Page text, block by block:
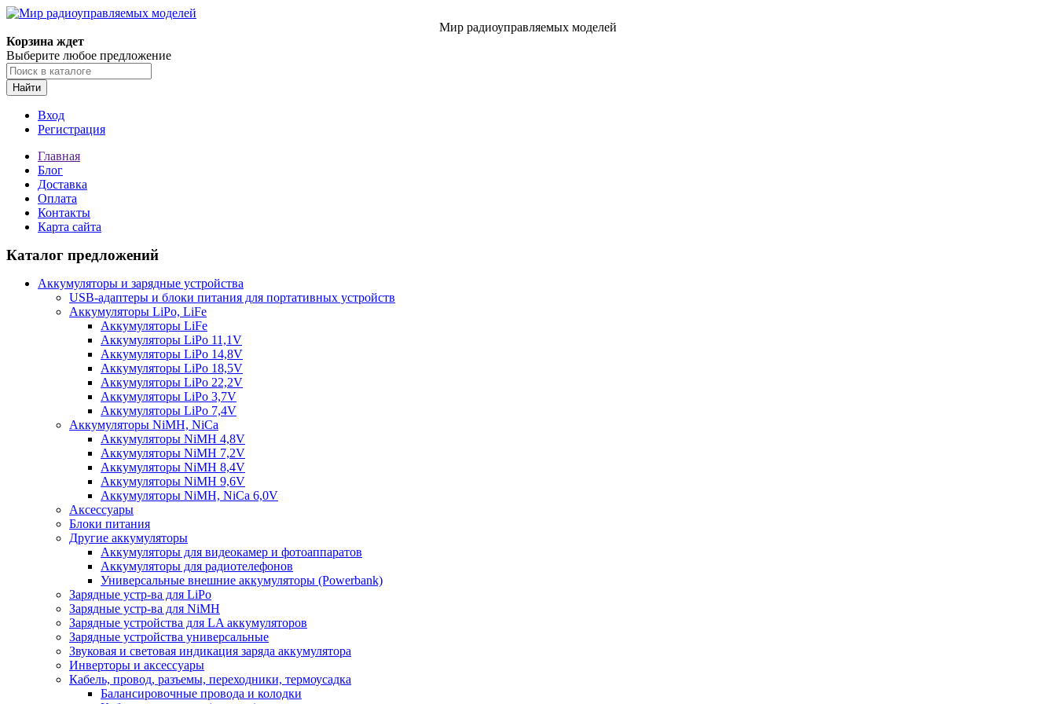
Мир радиоуправляемых моделей
Корзина ждет
Выберите любое предложение
Найти
Вход
Регистрация
Главная
Блог
Доставка
Оплата
Контакты
Карта сайта
Каталог предложений
Аккумуляторы и зарядные устройства
USB-адаптеры и блоки питания для портативных устройств
Аккумуляторы LiPo, LiFe
Аккумуляторы LiFe
Аккумуляторы LiPo 11,1V
Аккумуляторы LiPo 14,8V
Аккумуляторы LiPo 18,5V
Аккумуляторы LiPo 22,2V
Аккумуляторы LiPo 3,7V
Аккумуляторы LiPo 7,4V
Аккумуляторы NiMH, NiCa
Аккумуляторы NiMH 4,8V
Аккумуляторы NiMH 7,2V
Аккумуляторы NiMH 8,4V
Аккумуляторы NiMH 9,6V
Аккумуляторы NiMH, NiCa 6,0V
Аксессуары
Блоки питания
Другие аккумуляторы
Аккумуляторы для видеокамер и фотоаппаратов
Аккумуляторы для радиотелефонов
Универсальные внешние аккумуляторы (Powerbank)
Зарядные устр-ва для LiPo
Зарядные устр-ва для NiMH
Зарядные устройства для LA аккумуляторов
Зарядные устройства универсальные
Звуковая и световая индикация заряда аккумулятора
Инверторы и аксессуары
Кабель, провод, разъемы, переходники, термоусадка
Балансировочные провода и колодки